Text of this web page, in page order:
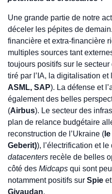
Une grande partie de notre
déceler les pépites de
financière et extra-financière
multiples sources tant
toujours positifs sur le
tiré par l’IA, la digitalisation et
ASML, SAP). La défense et
également des belles
(Airbus). Le secteur des
plan de relance budgétaire
reconstruction de l’Ukraine (
Geberit)), l’électrification et
datacenters recèle de belles
côté des Midcaps qui sont
notamment positifs sur Spie et
Givaudan.